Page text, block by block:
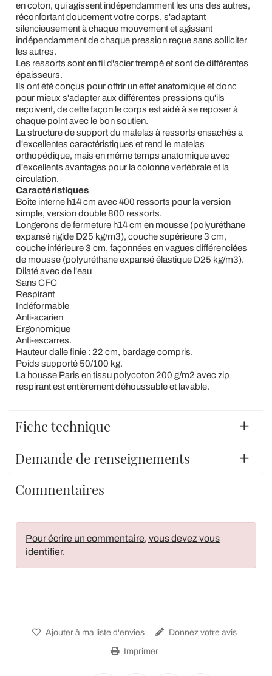
en coton, qui agissent indépendamment les uns des autres,
réconfortant doucement votre corps, s'adaptant
silencieusement à chaque mouvement et agissant
indépendamment de chaque pression reçue sans solliciter
les autres.
Les ressorts sont en fil d'acier trempé et sont de différentes
épaisseurs.
Ils ont été conçus pour offrir un effet anatomique et donc
pour mieux s'adapter aux différentes pressions qu'ils
reçoivent, de cette façon le corps est aidé à se reposer à
chaque point avec le bon soutien.
La structure de support du matelas à ressorts ensachés a
d'excellentes caractéristiques et rend le matelas
orthopédique, mais en même temps anatomique avec
d'excellents avantages pour la colonne vertébrale et la
circulation.
Caractéristiques
Boîte interne h14 cm avec 400 ressorts pour la version
simple, version double 800 ressorts.
Longerons de fermeture h14 cm en mousse (polyuréthane
expansé rigide D25 kg/m3), couche supérieure 3 cm,
couche inférieure 3 cm, façonnées en vagues différenciées
de mousse (polyuréthane expansé élastique D25 kg/m3).
Dilaté avec de l'eau
Sans CFC
Respirant
Indéformable
Anti-acarien
Ergonomique
Anti-escarres.
Hauteur dalle finie : 22 cm, bardage compris.
Poids supporté 50/100 kg.
La housse Paris en tissu polycoton 200 g/m2 avec zip
respirant est entièrement déhoussable et lavable.
Fiche technique
Demande de renseignements
Commentaires
Pour écrire un commentaire, vous devez vous
identifier.
Ajouter à ma liste d'envies Donnez votre avis
Imprimer